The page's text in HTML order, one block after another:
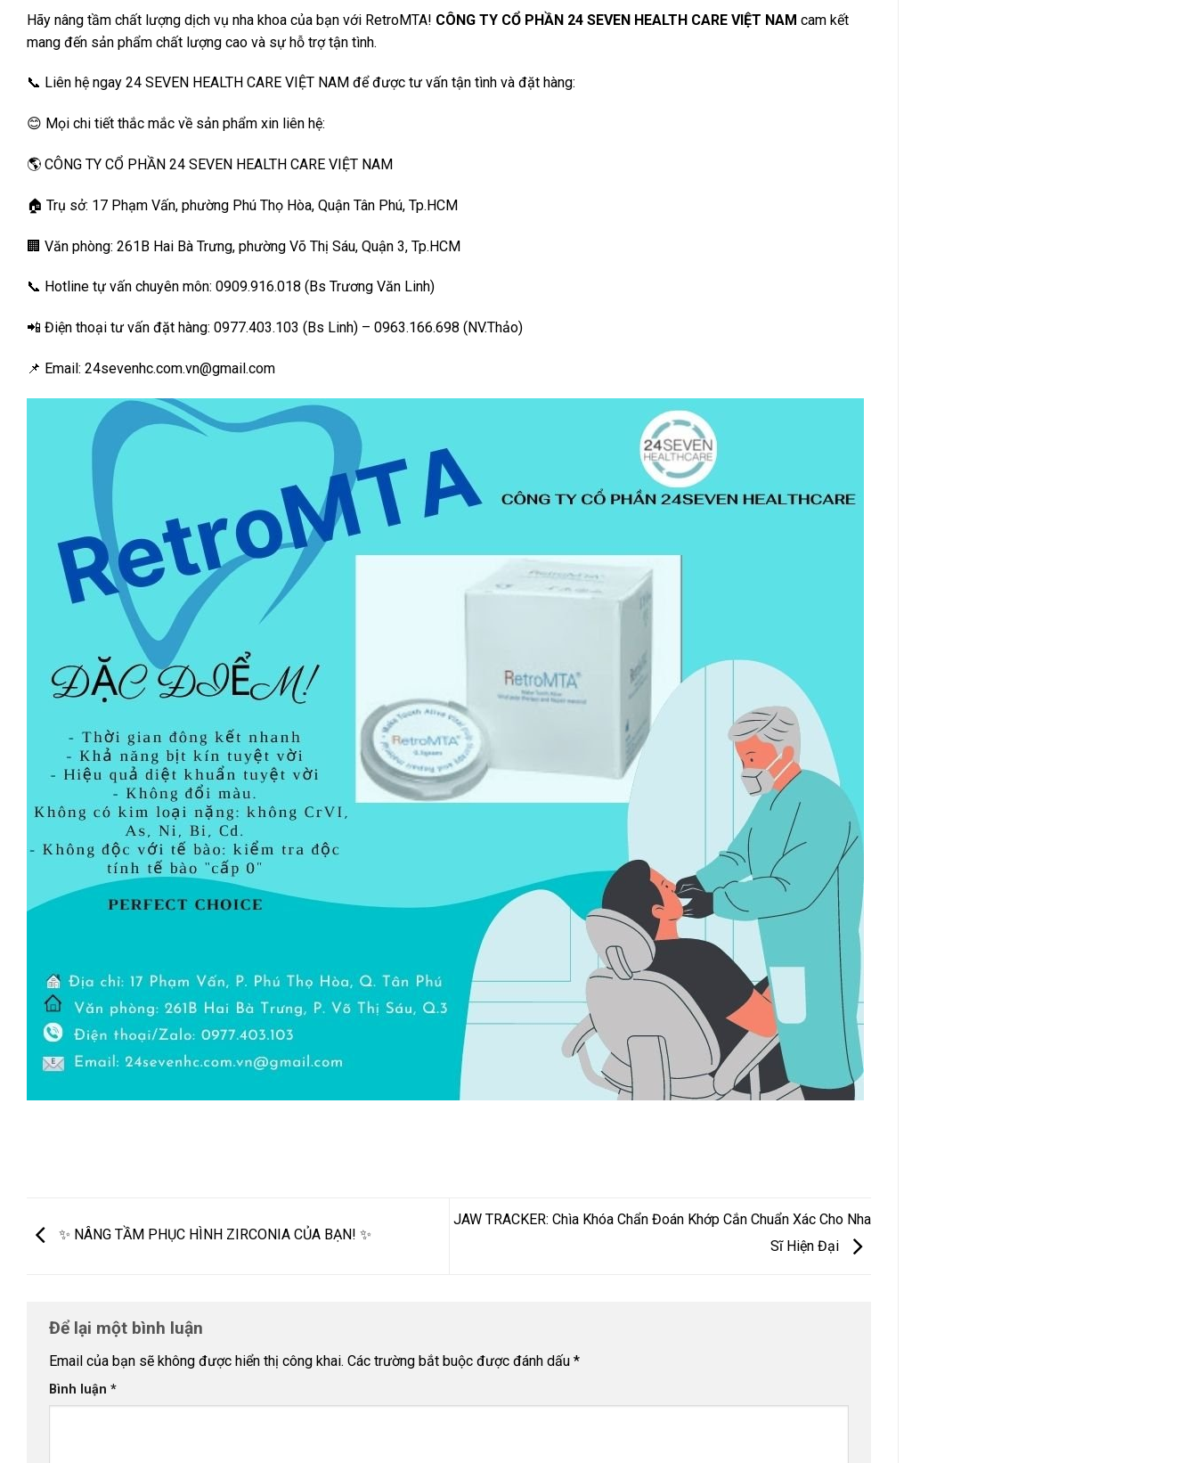
Hãy nâng tầm chất lượng dịch vụ nha khoa của bạn với RetroMTA! CÔNG TY CỔ PHẦN 24 SEVEN HEALTH CARE VIỆT NAM cam kết
mang đến sản phẩm chất lượng cao và sự hỗ trợ tận tình.
📞 Liên hệ ngay 24 SEVEN HEALTH CARE VIỆT NAM để được tư vấn tận tình và đặt hàng:
😊 Mọi chi tiết thắc mắc về sản phẩm xin liên hệ:
🌎 CÔNG TY CỔ PHẦN 24 SEVEN HEALTH CARE VIỆT NAM
🏠 Trụ sở: 17 Phạm Vấn, phường Phú Thọ Hòa, Quận Tân Phú, Tp.HCM
🏢 Văn phòng: 261B Hai Bà Trưng, phường Võ Thị Sáu, Quận 3, Tp.HCM
📞 Hotline tự vấn chuyên môn: 0909.916.018 (Bs Trương Văn Linh)
📲 Điện thoại tư vấn đặt hàng: 0977.403.103 (Bs Linh) – 0963.166.698 (NV.Thảo)
📌 Email: 24sevenhc.com.vn@gmail.com
✨ NÂNG TẦM PHỤC HÌNH ZIRCONIA CỦA BẠN! ✨
JAW TRACKER: Chìa Khóa Chẩn Đoán Khớp Cắn Chuẩn Xác Cho Nha
Sĩ Hiện Đại
Để lại một bình luận
Email của bạn sẽ không được hiển thị công khai. Các trường bắt buộc được đánh dấu *
Bình luận *